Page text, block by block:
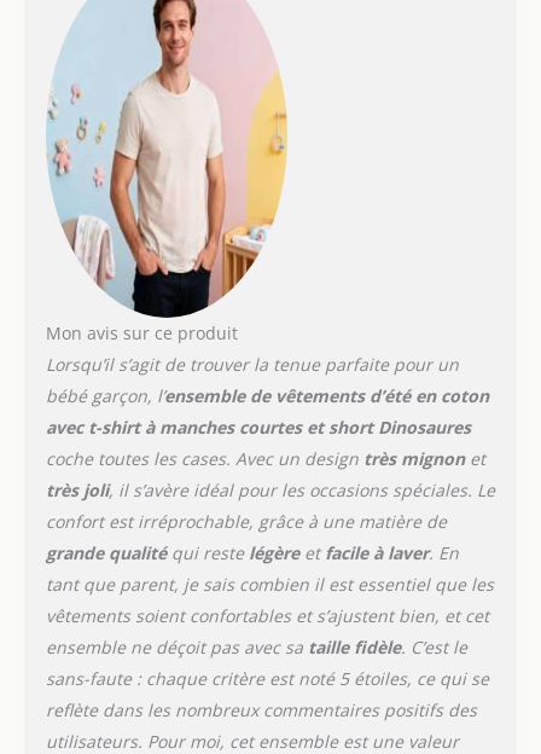
cadeaux. Design élégant :
barboteuse classique
pour bébé garçon avec
design spécial aux
épaules superposées,
facile à porter. Pantalon
large à taille élastique, ni
serré ni lâche, ensemble
de vêtements pour bébé
garçon très cool et
tendance. Toutes les
et l'hiver. Parfait pour les
loisirs, le quotidien, les
tenues de bébé à la
maison, les fêtes
prénatales, les jeux à
l'extérieur, le parc, les
activités sportives, les
fêtes, les dîners, les
journées de famille, les
vacances, les cadeaux
d'anniversaire, les
excursions en ville, les
voyages, la photographie
de bébé, Noël,
Thanksgiving, etc. Âge
recommandé : vêtements
Mon avis sur ce produit
Lorsqu’il s’agit de trouver la tenue parfaite pour un
bébé garçon, l’ensemble de vêtements d’été en coton
avec t-shirt à manches courtes et short Dinosaures
coche toutes les cases. Avec un design très mignonet
très joli, il s’avère idéal pour les occasions spéciales. Le
confort est irréprochable, grâce à une matière de
grande qualitéqui reste légèreetfacile à laver. En
tant que parent, je sais combien il est essentiel que les
vêtements soient confortables et s’ajustent bien, et cet
ensemble ne déçoit pas avec sa taille fidèle. C’est le
sans-faute : chaque critère est noté 5 étoiles, ce qui se
reflète dans les nombreux commentaires positifs des
utilisateurs. Pour moi, cet ensemble est une valeur